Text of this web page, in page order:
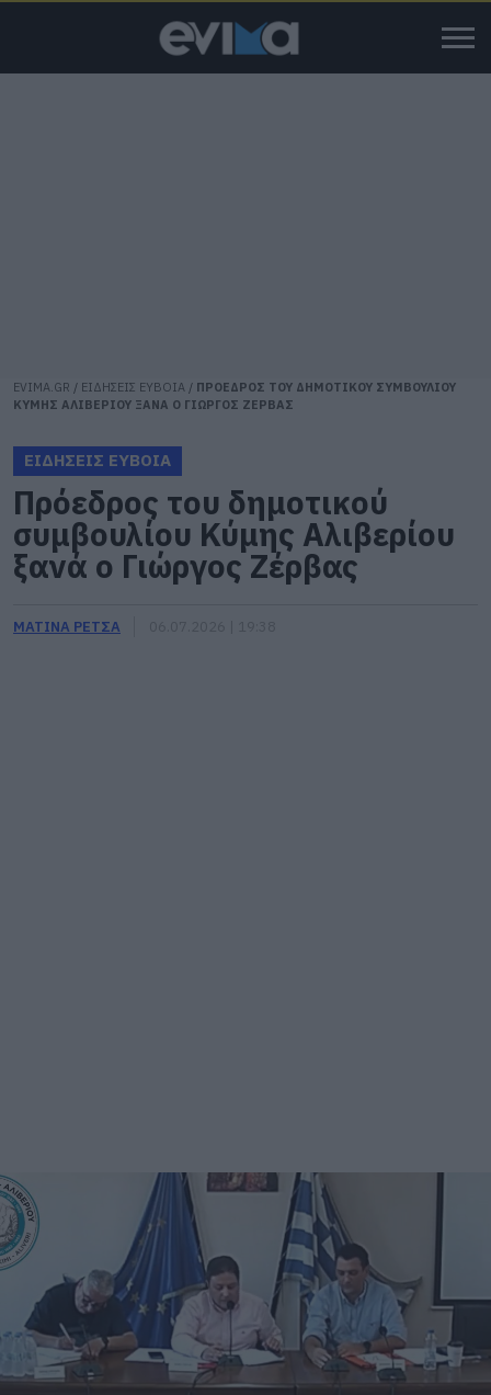
EVIMA.GR / ΕΙΔΗΣΕΙΣ ΕΥΒΟΙΑ / ΠΡΟΕΔΡΟΣ ΤΟΥ ΔΗΜΟΤΙΚΟΥ ΣΥΜΒΟΥΛΙΟΥ
ΚΥΜΗΣ ΑΛΙΒΕΡΙΟΥ ΞΑΝΑ Ο ΓΙΩΡΓΟΣ ΖΕΡΒΑΣ
ΕΙΔΗΣΕΙΣ ΕΥΒΟΙΑ
Πρόεδρος του δημοτικού
συμβουλίου Κύμης Αλιβερίου
ξανά ο Γιώργος Ζέρβας
ΜΑΤΙΝΑ ΡΕΤΣΑ